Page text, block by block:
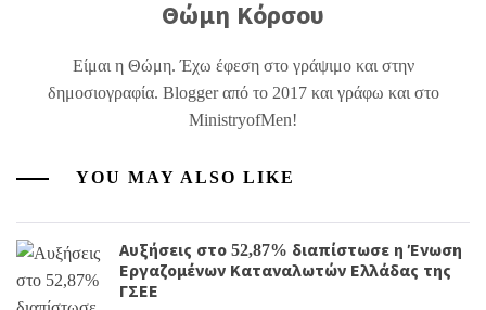
Θώμη Κόρσου
Είμαι η Θώμη. Έχω έφεση στο γράψιμο και στην
δημοσιογραφία. Blogger από το 2017 και γράφω και στο
MinistryofMen!
YOU MAY ALSO LIKE
Αυξήσεις στο 52,87% διαπίστωσε η Ένωση
Εργαζομένων Καταναλωτών Ελλάδας της
ΓΣΕΕ